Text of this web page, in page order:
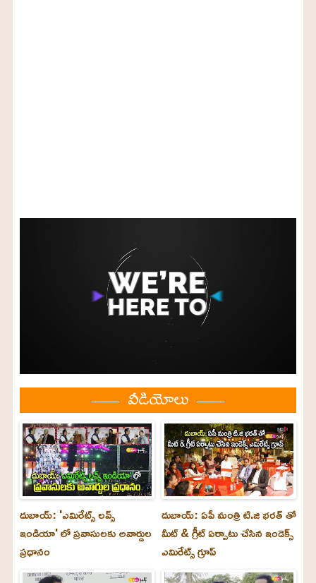
వీడియోలు
దుబాయ్: 'ఎమిరేట్స్ లవ్స్
ఇండియా' లో ప్రవాసులకు అవార్డుల
ప్రధానం
దుబాయ్: ఏపీ మంత్రి టి.జి భరత్ తో
మీట్ & గ్రీట్ ఏర్పాటు చేసిన ఇండెక్స్
ఎమిరేట్స్ గ్రూప్